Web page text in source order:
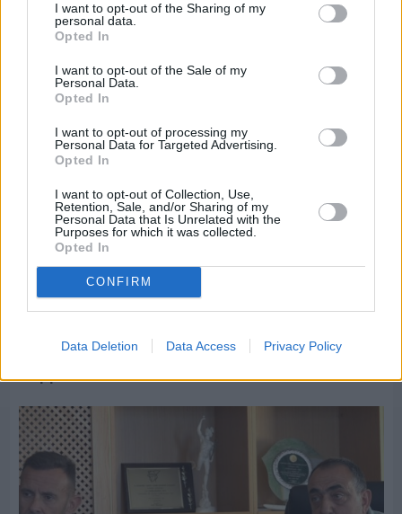
I want to opt-out of the Sharing of my
personal data.
Opted In
I want to opt-out of the Sale of my
Personal Data.
Opted In
I want to opt-out of processing my
Personal Data for Targeted Advertising.
Opted In
I want to opt-out of Collection, Use,
Retention, Sale, and/or Sharing of my
Personal Data that Is Unrelated with the
Purposes for which it was collected.
Opted In
CONFIRM
Data Deletion Data Access Privacy Policy
Τρίτος στη σφαιροβολία στη διεθνή συνάντηση
Ελλάδας–Κύπρου Κ18 ο Δημήτρης Τέλλιος
Εργασίες ασφαλτόστρωσης σε τρεις οδούς του
Βαρβασίου